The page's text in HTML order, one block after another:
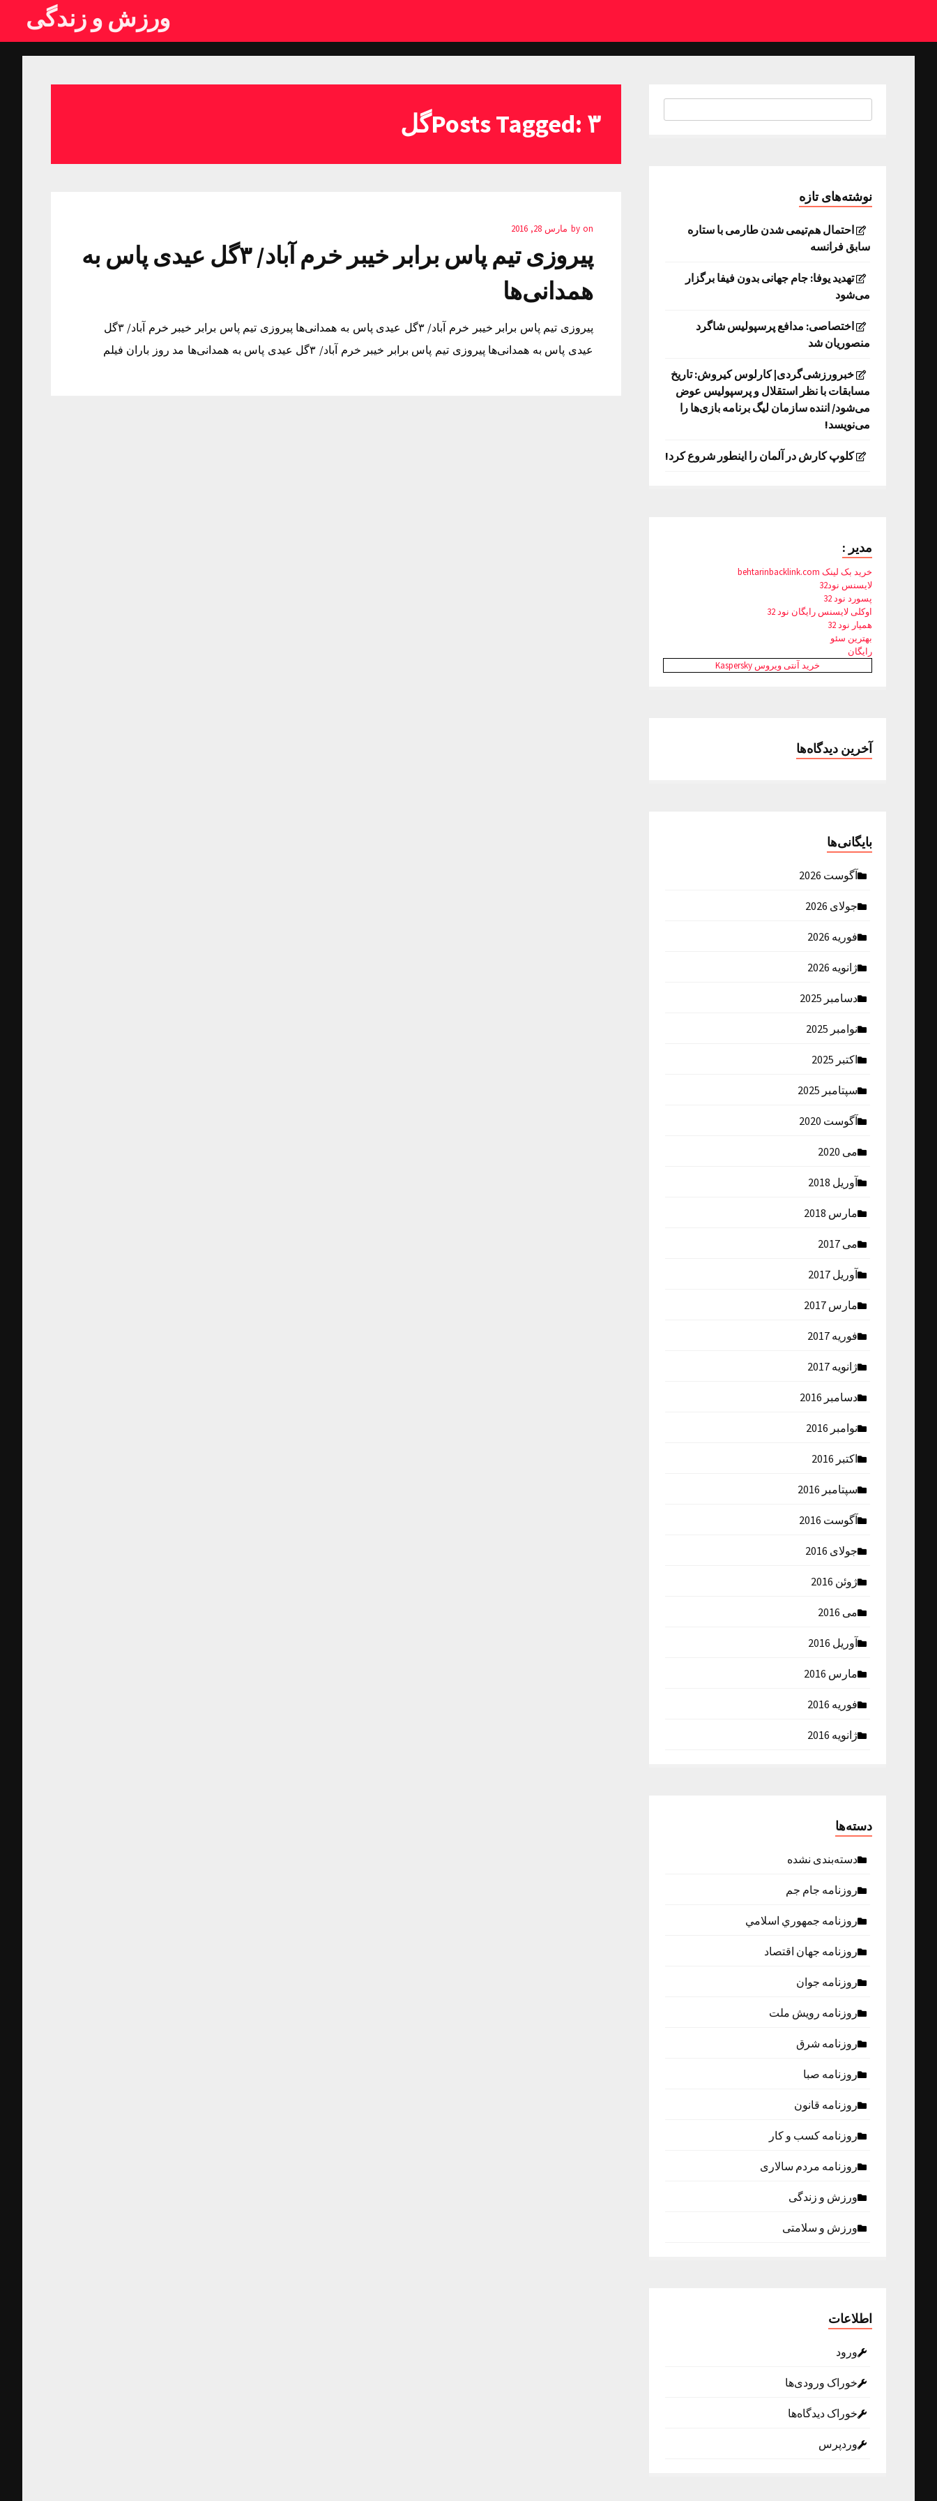
ورزش و زندگی
Posts Tagged: ۳گل
by on مارس 28, 2016
پیروزی تیم پاس برابر خیبر خرم آباد/ ۳گل عیدی پاس به
همدانی‌ها
پیروزی تیم پاس برابر خیبر خرم آباد/ ۳گل عیدی پاس به همدانی‌ها پیروزی تیم پاس برابر خیبر خرم آباد/ ۳گل
عیدی پاس به همدانی‌ها پیروزی تیم پاس برابر خیبر خرم آباد/ ۳گل عیدی پاس به همدانی‌ها مد روز باران فیلم
نوشته‌های تازه
احتمال هم‌تیمی شدن طارمی با ستاره
سابق فرانسه
تهدید یوفا: جام جهانی بدون فیفا برگزار
می‌شود
اختصاصی: مدافع پرسپولیس شاگرد
منصوریان شد
خبرورزشی‌گردی| کارلوس کیروش: تاریخ
مسابقات با نظر استقلال و پرسپولیس عوض
می‌شود/ اننده سازمان لیگ برنامه بازی‌ها را
می‌نویسد!
کلوپ کارش در آلمان را اینطور شروع کرد!
مدیر :
خرید بک لینک behtarinbacklink.com
لایسنس نود32
پسورد نود 32
اوکلی لایسنس رایگان نود 32
همیار نود 32
بهترین سئو
رایگان
خرید آنتی ویروس Kaspersky
آخرین دیدگاه‌ها
بایگانی‌ها
آگوست 2026
جولای 2026
فوریه 2026
ژانویه 2026
دسامبر 2025
نوامبر 2025
اکتبر 2025
سپتامبر 2025
آگوست 2020
می 2020
آوریل 2018
مارس 2018
می 2017
آوریل 2017
مارس 2017
فوریه 2017
ژانویه 2017
دسامبر 2016
نوامبر 2016
اکتبر 2016
سپتامبر 2016
آگوست 2016
جولای 2016
ژوئن 2016
می 2016
آوریل 2016
مارس 2016
فوریه 2016
ژانویه 2016
دسته‌ها
دسته‌بندی نشده
روزنامه جام جم
روزنامه جمهوري اسلامي
روزنامه جهان اقتصاد
روزنامه جوان
روزنامه رویش ملت
روزنامه شرق
روزنامه صبا
روزنامه قانون
روزنامه كسب و كار
روزنامه مردم سالاری
ورزش و زندگی
ورزش و سلامتی
اطلاعات
ورود
خوراک ورودی‌ها
خوراک دیدگاه‌ها
وردپرس